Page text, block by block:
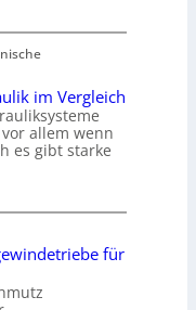
im Vergleich
allem wenn
es gibt starke
für